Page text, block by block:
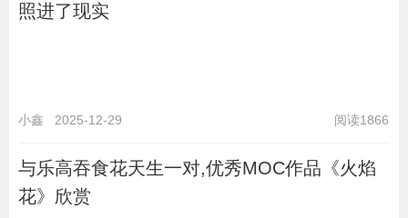
照进了现实
小鑫 2025-12-29 阅读1866
与乐高吞食花天生一对,优秀MOC作品《火焰
花》欣赏